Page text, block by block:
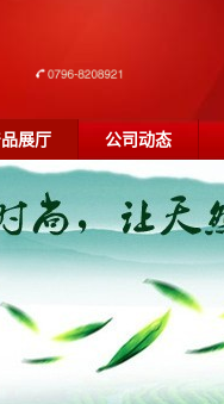
展厅 公司动态